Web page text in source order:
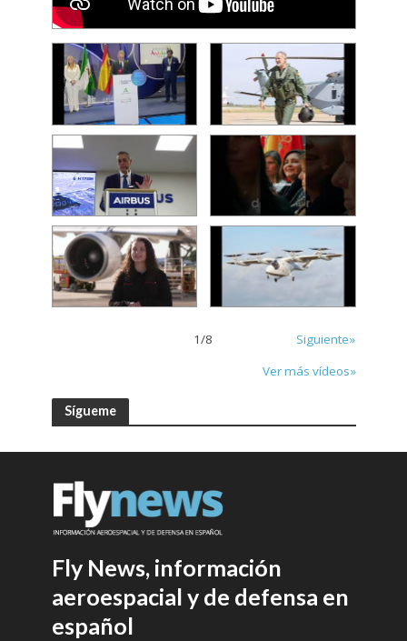
1/8
Siguiente»
Ver más vídeos»
Sígueme
Fly News, información
aeroespacial y de defensa en
español